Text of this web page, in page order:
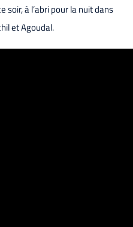
soir, à l’abri pour la nuit dans
et Agoudal.